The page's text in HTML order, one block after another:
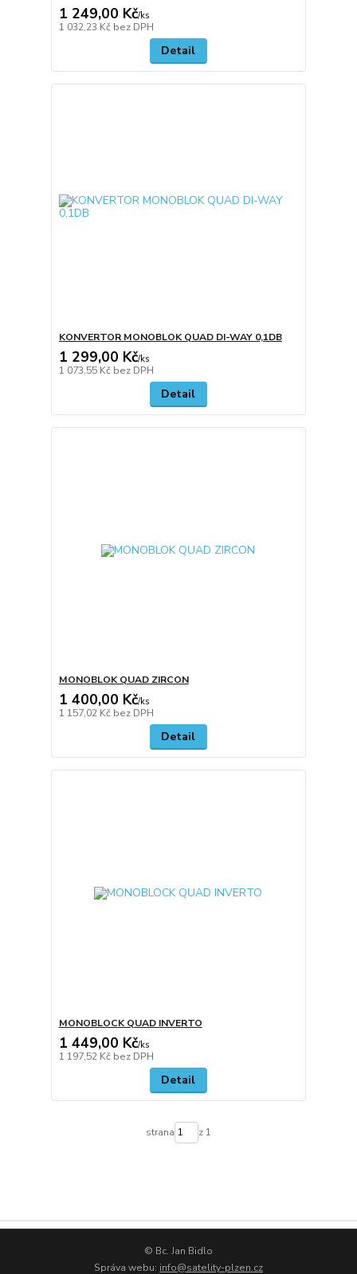
1 249,00 Kč/ks
1 032,23 Kč bez DPH
Detail
KONVERTOR MONOBLOK QUAD DI-WAY 0,1DB
1 299,00 Kč/ks
1 073,55 Kč bez DPH
Detail
MONOBLOK QUAD ZIRCON
1 400,00 Kč/ks
1 157,02 Kč bez DPH
Detail
MONOBLOCK QUAD INVERTO
1 449,00 Kč/ks
1 197,52 Kč bez DPH
Detail
strana z 1
© Bc. Jan Bidlo
Správa webu: info@satelity-plzen.cz